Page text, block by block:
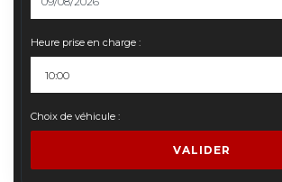
Heure prise en charge :
Choix de véhicule :
VALIDER